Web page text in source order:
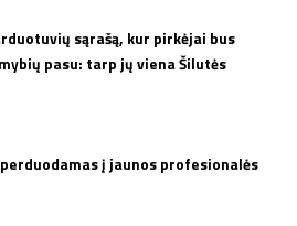
sąrašą, kur pirkėjai bus
pasu: tarp jų viena Šilutės
į jaunos profesionalės